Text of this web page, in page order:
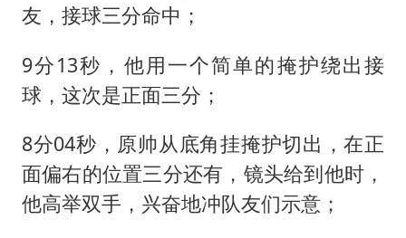
友，接球三分命中；
9分13秒，他用一个简单的掩护绕出接
球，这次是正面三分；
8分04秒，原帅从底角挂掩护切出，在正
面偏右的位置三分还有，镜头给到他时，
他高举双手，兴奋地冲队友们示意；